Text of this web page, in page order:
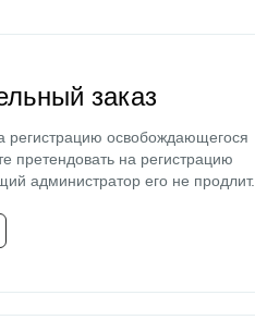
заказ
регистрацию освобождающегося
претендовать на регистрацию
администратор его не продлит.